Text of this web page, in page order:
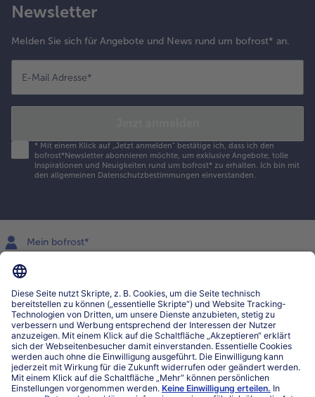
Newsletter
Melden Sie sich für Angebote und News rund um bofrost* an.
E-Mail Adresse*
* Mit einem Klick auf „Jetzt anmelden" bestätige ich, dass ich den
bofrost*Newsletter abonnieren möchte, um exklusive Angebote, tolle
Inspirationen und Neuigkeiten rund um bofrost* zu erhalten. Ich bin mit
den allgemeinen Datenschutzbestimmungen einverstanden.
Mein bofrost*
www.bofrost.lu
027863232
Mo-Fr. von 7 bis 20 Uhr
Service